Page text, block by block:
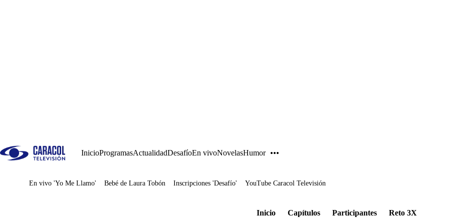
InicioProgramasActualidadDesafíoEn vivoNovelasHumor
Juegos
En vivo 'Yo Me Llamo' Bebé de Laura Tobón Inscripciones 'Desafío' YouTube Caracol Televisión
Inicio Capítulos Participantes Reto 3X